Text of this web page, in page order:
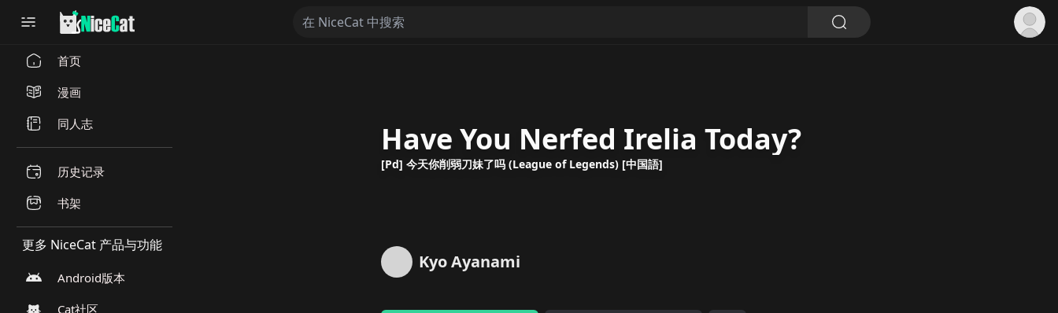
首页
漫画
同人志
历史记录
书架
更多 NiceCat 产品与功能
Android版本
Cat社区
Have You Nerfed Irelia Today?
[Pd] 今天你削弱刀妹了吗 (League of Legends) [中国語]
Kyo Ayanami